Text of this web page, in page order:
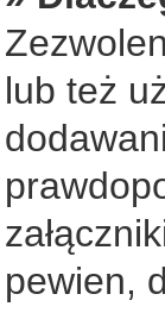
lub też
pewien,